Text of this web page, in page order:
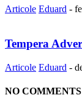
Articole Eduard -
Tempera
Articole Eduard -
NO COMMENTS